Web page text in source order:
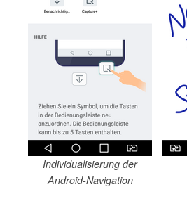
Individualisierung der
Android-Navigation